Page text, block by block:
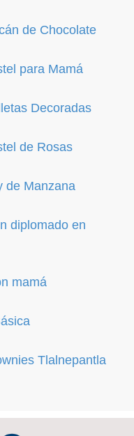
de Chocolate
para Mamá
Decoradas
de Rosas
de Manzana
diplomado en
mamá
Tlalnepantla